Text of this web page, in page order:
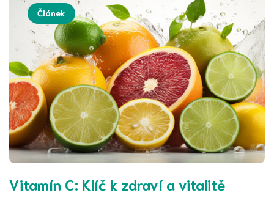
Článek
Vitamín C: Klíč k zdraví a vitalitě